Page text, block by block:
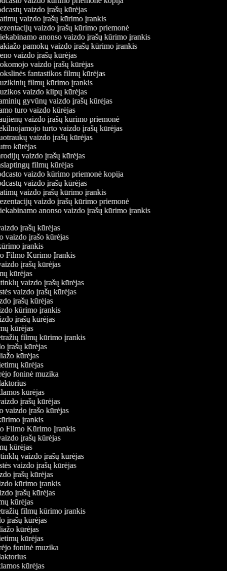
vaizdo įrašų kūrėjas
vaizdo įrašų kūrimo įrankis
vaizdo įrašų kūrimo priemonė
anonso vaizdo įrašų kūrimo įrankis
pamokų vaizdo įrašų kūrimo įrankis
vaizdo įrašų kūrėjas
vaizdo įrašų kūrėjas
fantastikos filmų kūrėjas
filmų kūrimo įrankis
vaizdo klipų kūrėjas
gyvūnų vaizdo įrašų kūrėjas
turo vaizdo kūrėjas
vaizdo įrašų kūrimo priemonė
turto vaizdo įrašų kūrėjas
vaizdo įrašų kūrėjas
kūrėjas
vaizdo įrašų kūrėjas
filmų kūrėjas
vaizdo kūrimo priemonė kopija
vaizdo įrašų kūrėjas
vaizdo įrašų kūrimo įrankis
vaizdo įrašų kūrimo priemonė
anonso vaizdo įrašų kūrimo įrankis
įrašų kūrėjas
vaizdo įrašo kūrėjas
įrankis
Filmo Kūrimo Įrankis
įrašų kūrėjas
kūrėjas
tinklų vaizdo įrašų kūrėjas
vaizdo įrašų kūrėjas
įrašų kūrėjas
kūrimo įrankis
įrašų kūrėjas
kūrėjas
filmų kūrimo įrankis
įrašų kūrėjas
kūrėjas
kūrėjas
foninė muzika
kūrėjas
įrašų kūrėjas
vaizdo įrašo kūrėjas
įrankis
Filmo Kūrimo Įrankis
įrašų kūrėjas
kūrėjas
tinklų vaizdo įrašų kūrėjas
vaizdo įrašų kūrėjas
įrašų kūrėjas
kūrimo įrankis
įrašų kūrėjas
kūrėjas
filmų kūrimo įrankis
įrašų kūrėjas
kūrėjas
kūrėjas
foninė muzika
kūrėjas